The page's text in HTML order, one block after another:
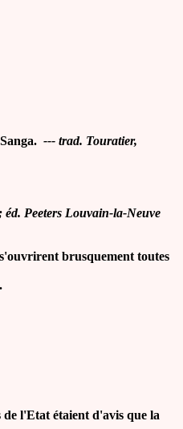
--- trad. Touratier,
Peeters Louvain-la-Neuve
brusquement toutes
l'Etat étaient d'avis que la